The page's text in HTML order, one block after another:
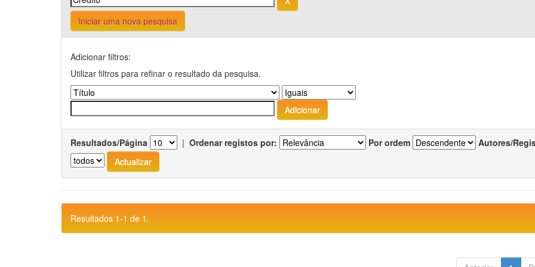
Iniciar uma nova pesquisa
Adicionar filtros:
Utilizar filtros para refinar o resultado da pesquisa.
Resultados/Página | Ordenar registos por: Por ordem Autores/
Resultados 1-1 de 1.